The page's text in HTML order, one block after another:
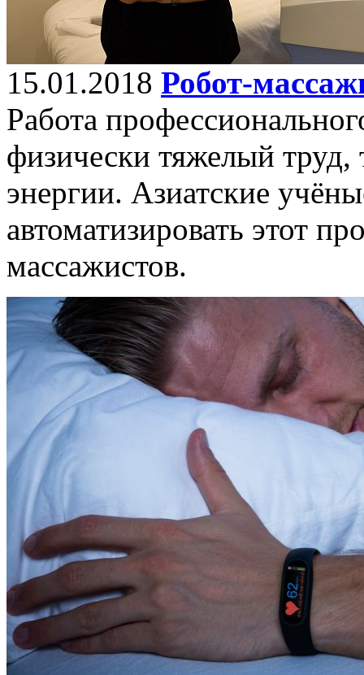
15.01.2018 Робот-
Работа
физически тяжелый
энергии. Азиатские
автоматизировать этот
массажистов.